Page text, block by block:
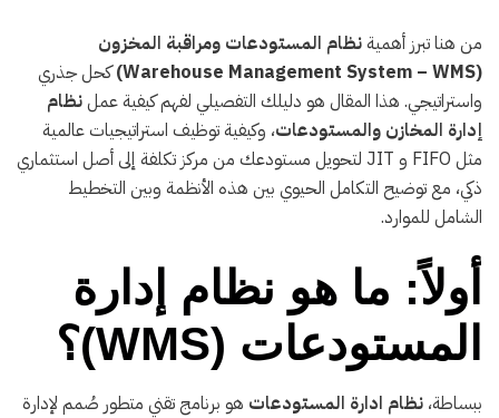
من هنا تبرز أهمية نظام المستودعات ومراقبة المخزون
(Warehouse Management System – WMS)
كحل جذري
واستراتيجي. هذا المقال هو دليلك التفصيلي لفهم كيفية عملنظام
إدارة المخازن والمستودعات، وكيفية توظيف استراتيجيات عالمية
مثل FIFO و JIT لتحويل مستودعك من مركز تكلفة إلى أصل استثماري
ذكي، مع توضيح التكامل الحيوي بين هذه الأنظمة وبين التخطيط
الشامل للموارد.
أولاً: ما هو نظام إدارة
المستودعات (WMS)؟
ببساطة، نظام ادارة المستودعات هو برنامج تقني متطور صُمم لإدارة